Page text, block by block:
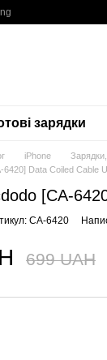
зарядки
iPhone
6420] Data Coiled Cable
[CA-
CA-6420
699 UAH